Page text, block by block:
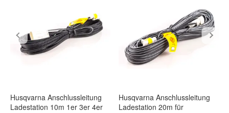
Husqvarna Anschlussleitung
Ladestation 10m 1er 3er 4er
Husqvarna Anschlussleitung
Ladestation 20m für